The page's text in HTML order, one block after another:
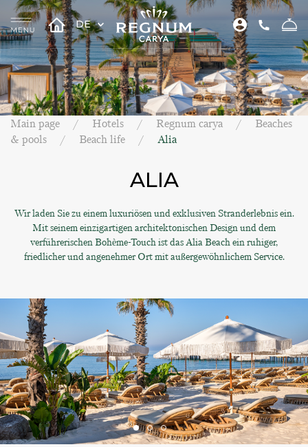
DE
Main page Hotels Regnum carya
Beaches
& pools
Beach life Alia
ALIA
Wir laden Sie zu einem luxuriösen und exklusiven Stranderlebnis ein.
Mit seinem einzigartigen architektonischen Design und dem
verführerischen Bohème-Touch ist das Alia Beach ein ruhiger,
friedlicher und angenehmer Ort mit außergewöhnlichem Service.